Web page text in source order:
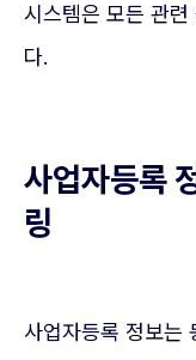
시스템은 모든 관련
다.
사업자등록
링
사업자등록 정보는